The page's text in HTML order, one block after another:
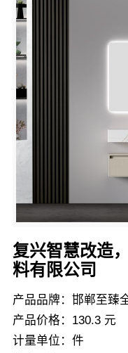
复兴智慧改造
料有限公司
产品价格：130.3 元
计量单位：件